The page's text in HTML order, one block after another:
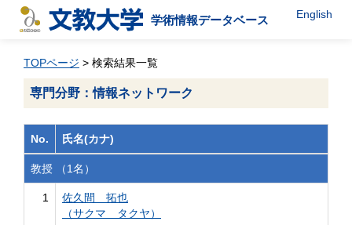
学術情報データベース English
TOPページ > 検索結果一覧
専門分野：情報ネットワーク
No. 氏名(カナ)
教授 （1名）
1
佐久間 拓也
（サクマ タクヤ）